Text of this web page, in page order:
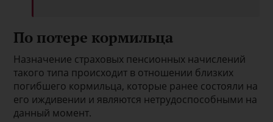
По потере кормильца
Назначение страховых пенсионных начислений
такого типа происходит в отношении близких
погибшего кормильца, которые ранее состояли на
его иждивении и являются нетрудоспособными на
данный момент.